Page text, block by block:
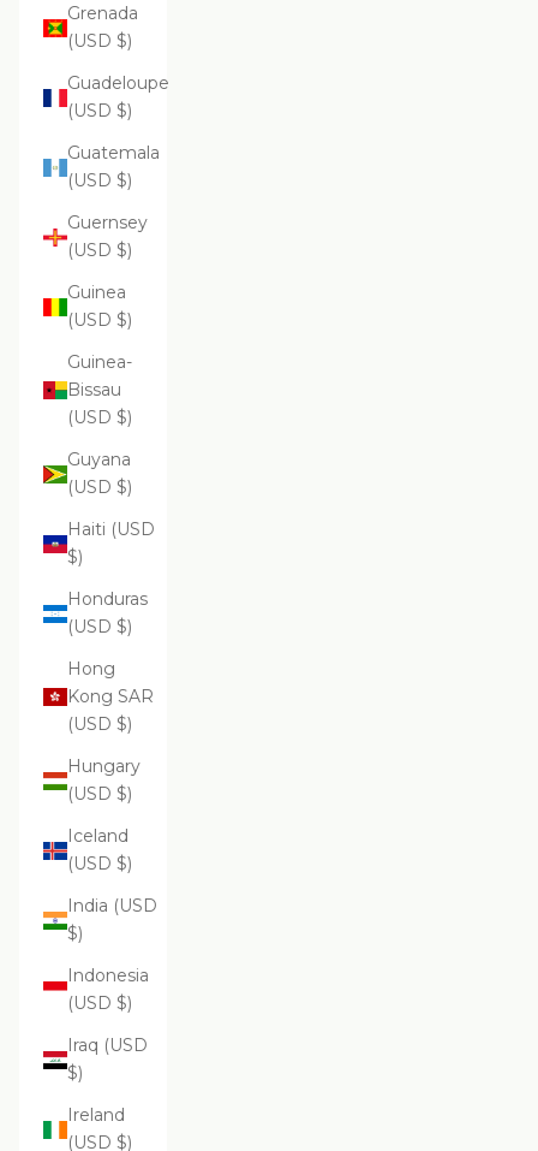
Grenada
(USD $)
Guadeloupe
(USD $)
Guatemala
(USD $)
Guernsey
(USD $)
Guinea
(USD $)
Guinea-
Bissau
(USD $)
Guyana
(USD $)
Haiti (USD
$)
Honduras
(USD $)
Hong
Kong SAR
(USD $)
Hungary
(USD $)
Iceland
(USD $)
India (USD
$)
Indonesia
(USD $)
Iraq (USD
$)
Ireland
(USD $)